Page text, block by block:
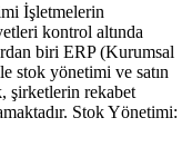
İşletmelerin
kontrol altında
biri ERP (Kurumsal
stok yönetimi ve satın
şirketlerin rekabet
Stok Yönetimi: